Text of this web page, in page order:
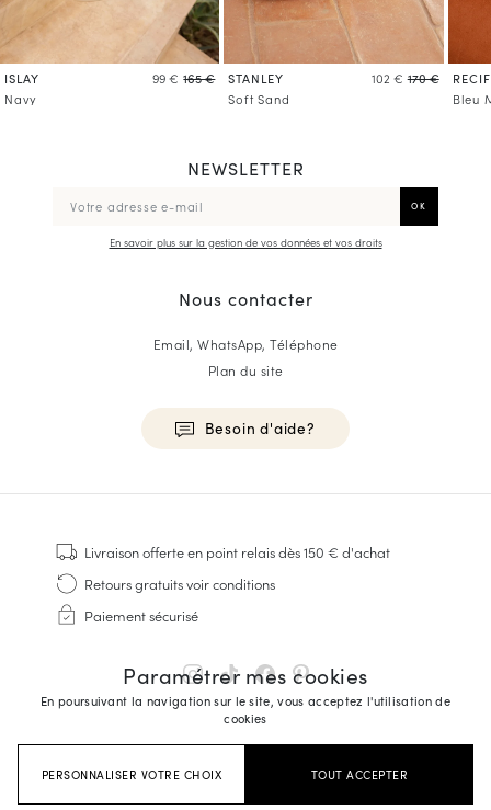
ISLAY 99 € 165 €
Navy
STANLEY 102 € 170 €
Soft Sand
Bleu
Paramétrer mes cookies
En poursuivant la navigation sur le site, vous acceptez l'utilisation de
cookies
PERSONNALISER VOTRE CHOIX TOUT ACCEPTER
NEWSLETTER
En savoir plus sur la gestion de vos données et vos droits
Nous contacter
Email, WhatsApp, Téléphone
Plan du site
Besoin d'aide?
Baskets
Cousu Goodyear
Derbies & Richelieu
Richelieus Homme
Sandales & Espadrilles
Sacoches Business
Livraison offerteen point relais dès 150 € d'achat
Retours gratuitsvoir conditions
Paiement sécurisé